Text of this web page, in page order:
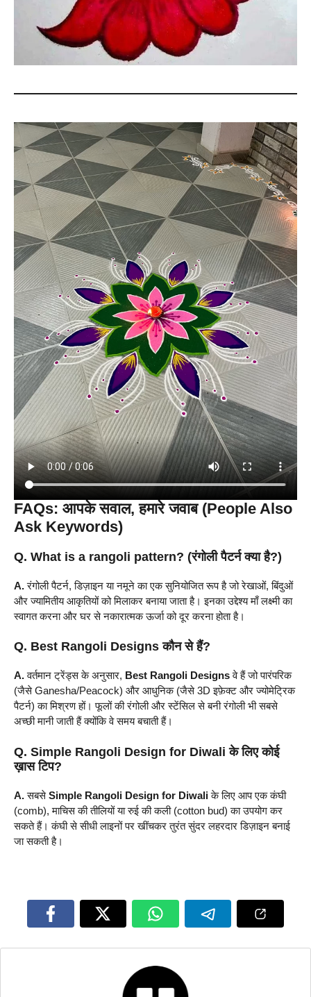
FAQs: आपके सवाल, हमारे जवाब (People Also
Ask Keywords)
Q. What is a rangoli pattern? (रंगोली पैटर्न क्या है?)
A.रंगोली पैटर्न, डिज़ाइन या नमूने का एक सुनियोजित रूप है जो रेखाओं, बिंदुओं
और ज्यामितीय आकृतियों को मिलाकर बनाया जाता है। इनका उद्देश्य माँ लक्ष्मी का
स्वागत करना और घर से नकारात्मक ऊर्जा को दूर करना होता है।
Q. Best Rangoli Designs कौन से हैं?
A.वर्तमान ट्रेंड्स के अनुसार, Best Rangoli Designsवे हैं जो पारंपरिक
(जैसे Ganesha/Peacock) और आधुनिक (जैसे 3D इफ़ेक्ट और ज्योमेट्रिक
पैटर्न) का मिश्रण हों। फूलों की रंगोली और स्टेंसिल से बनी रंगोली भी सबसे
अच्छी मानी जाती हैं क्योंकि वे समय बचाती हैं।
Q. Simple Rangoli Design for Diwali के लिए कोई
ख़ास टिप?
A.सबसेSimple Rangoli Design for Diwaliके लिए आप एक कंघी
(comb), माचिस की तीलियों या रुई की कली (cotton bud) का उपयोग कर
सकते हैं। कंघी से सीधी लाइनों पर खींचकर तुरंत सुंदर लहरदार डिज़ाइन बनाई
जा सकती है।